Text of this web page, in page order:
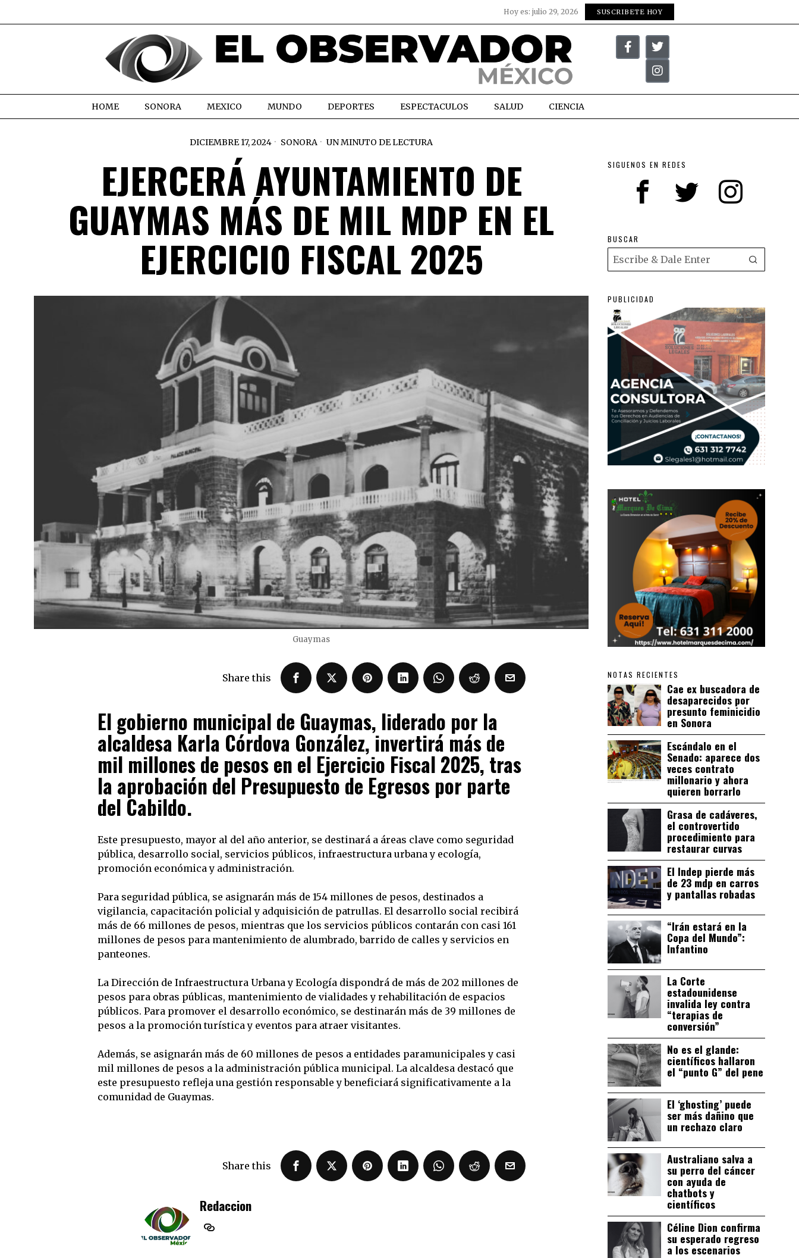
Hoy es: julio 29, 2026 SUSCRIBETE HOY
HOME SONORA MEXICO MUNDO DEPORTES ESPECTACULOS SALUD CIENCIA
DICIEMBRE 17, 2024 SONORA UN MINUTO DE LECTURA
EJERCERÁ AYUNTAMIENTO DE
GUAYMAS MÁS DE MIL MDP EN EL
EJERCICIO FISCAL 2025
Guaymas
Share this
El gobierno municipal de Guaymas, liderado por la
alcaldesa Karla Córdova González, invertirá más de
mil millones de pesos en el Ejercicio Fiscal 2025, tras
la aprobación del Presupuesto de Egresos por parte
del Cabildo.
Este presupuesto, mayor al del año anterior, se destinará a áreas clave como seguridad
pública, desarrollo social, servicios públicos, infraestructura urbana y ecología,
promoción económica y administración.
Para seguridad pública, se asignarán más de 154 millones de pesos, destinados a
vigilancia, capacitación policial y adquisición de patrullas. El desarrollo social recibirá
más de 66 millones de pesos, mientras que los servicios públicos contarán con casi 161
millones de pesos para mantenimiento de alumbrado, barrido de calles y servicios en
panteones.
La Dirección de Infraestructura Urbana y Ecología dispondrá de más de 202 millones de
pesos para obras públicas, mantenimiento de vialidades y rehabilitación de espacios
públicos. Para promover el desarrollo económico, se destinarán más de 39 millones de
pesos a la promoción turística y eventos para atraer visitantes.
Además, se asignarán más de 60 millones de pesos a entidades paramunicipales y casi
mil millones de pesos a la administración pública municipal. La alcaldesa destacó que
este presupuesto refleja una gestión responsable y beneficiará significativamente a la
comunidad de Guaymas.
Share this
Redaccion
SIGUENOS EN REDES
BUSCAR
PUBLICIDAD
NOTAS RECIENTES
Cae ex buscadora de
desaparecidos por
presunto feminicidio
en Sonora
Escándalo en el
Senado: aparece dos
veces contrato
millonario y ahora
quieren borrarlo
Grasa de cadáveres,
el controvertido
procedimiento para
restaurar curvas
El Indep pierde más
de 23 mdp en carros
y pantallas robadas
“Irán estará en la
Copa del Mundo”:
Infantino
La Corte
estadounidense
invalida ley contra
“terapias de
conversión”
No es el glande:
científicos hallaron
el “punto G” del pene
El ‘ghosting’ puede
ser más dañino que
un rechazo claro
Australiano salva a
su perro del cáncer
con ayuda de
chatbots y
científicos
Céline Dion confirma
su esperado regreso
a los escenarios